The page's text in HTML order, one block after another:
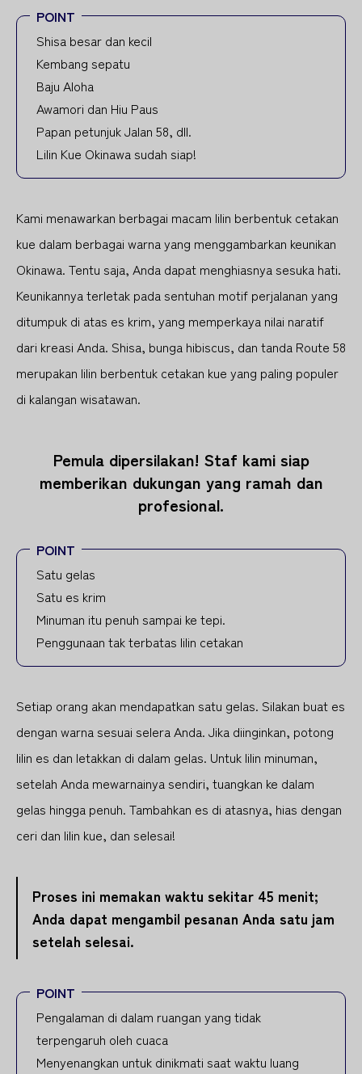
POINT
Shisa besar dan kecil
Kembang sepatu
Baju Aloha
Awamori dan Hiu Paus
Papan petunjuk Jalan 58, dll.
Lilin Kue Okinawa sudah siap!
Kami menawarkan berbagai macam lilin berbentuk cetakan
kue dalam berbagai warna yang menggambarkan keunikan
Okinawa. Tentu saja, Anda dapat menghiasnya sesuka hati.
Keunikannya terletak pada sentuhan motif perjalanan yang
ditumpuk di atas es krim, yang memperkaya nilai naratif
dari kreasi Anda. Shisa, bunga hibiscus, dan tanda Route 58
merupakan lilin berbentuk cetakan kue yang paling populer
di kalangan wisatawan.
Pemula dipersilakan! Staf kami siap
memberikan dukungan yang ramah dan
profesional.
POINT
Satu gelas
Satu es krim
Minuman itu penuh sampai ke tepi.
Penggunaan tak terbatas lilin cetakan
Setiap orang akan mendapatkan satu gelas. Silakan buat es
dengan warna sesuai selera Anda. Jika diinginkan, potong
lilin es dan letakkan di dalam gelas. Untuk lilin minuman,
setelah Anda mewarnainya sendiri, tuangkan ke dalam
gelas hingga penuh. Tambahkan es di atasnya, hias dengan
ceri dan lilin kue, dan selesai!
Proses ini memakan waktu sekitar 45 menit;
Anda dapat mengambil pesanan Anda satu jam
setelah selesai.
POINT
Pengalaman di dalam ruangan yang tidak
terpengaruh oleh cuaca
Menyenangkan untuk dinikmati saat waktu luang